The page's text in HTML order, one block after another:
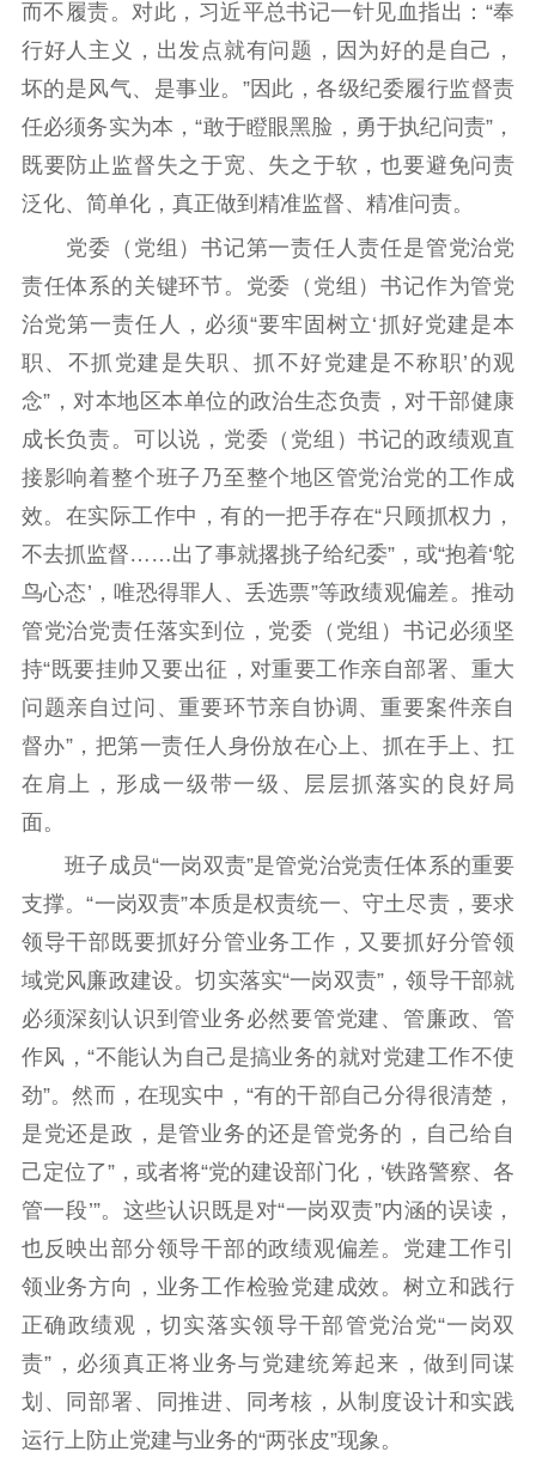
而不履责。对此，习近平总书记一针见血指出：“奉
行好人主义，出发点就有问题，因为好的是自己，
坏的是风气、是事业。”因此，各级纪委履行监督责
任必须务实为本，“敢于瞪眼黑脸，勇于执纪问责”，
既要防止监督失之于宽、失之于软，也要避免问责
泛化、简单化，真正做到精准监督、精准问责。
党委（党组）书记第一责任人责任是管党治党
责任体系的关键环节。党委（党组）书记作为管党
治党第一责任人，必须“要牢固树立‘抓好党建是本
职、不抓党建是失职、抓不好党建是不称职’的观
念”，对本地区本单位的政治生态负责，对干部健康
成长负责。可以说，党委（党组）书记的政绩观直
接影响着整个班子乃至整个地区管党治党的工作成
效。在实际工作中，有的一把手存在“只顾抓权力，
不去抓监督……出了事就撂挑子给纪委”，或“抱着‘鸵
鸟心态’，唯恐得罪人、丢选票”等政绩观偏差。推动
管党治党责任落实到位，党委（党组）书记必须坚
持“既要挂帅又要出征，对重要工作亲自部署、重大
问题亲自过问、重要环节亲自协调、重要案件亲自
督办”，把第一责任人身份放在心上、抓在手上、扛
在肩上，形成一级带一级、层层抓落实的良好局
面。
班子成员“一岗双责”是管党治党责任体系的重要
支撑。“一岗双责”本质是权责统一、守土尽责，要求
领导干部既要抓好分管业务工作，又要抓好分管领
域党风廉政建设。切实落实“一岗双责”，领导干部就
必须深刻认识到管业务必然要管党建、管廉政、管
作风，“不能认为自己是搞业务的就对党建工作不使
劲”。然而，在现实中，“有的干部自己分得很清楚，
是党还是政，是管业务的还是管党务的，自己给自
己定位了”，或者将“党的建设部门化，‘铁路警察、各
管一段’”。这些认识既是对“一岗双责”内涵的误读，
也反映出部分领导干部的政绩观偏差。党建工作引
领业务方向，业务工作检验党建成效。树立和践行
正确政绩观，切实落实领导干部管党治党“一岗双
责”，必须真正将业务与党建统筹起来，做到同谋
划、同部署、同推进、同考核，从制度设计和实践
运行上防止党建与业务的“两张皮”现象。